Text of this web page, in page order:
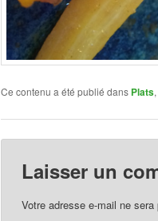
Ce contenu a été publié dans Plats,
Laisser un
Votre adresse e-mail ne sera